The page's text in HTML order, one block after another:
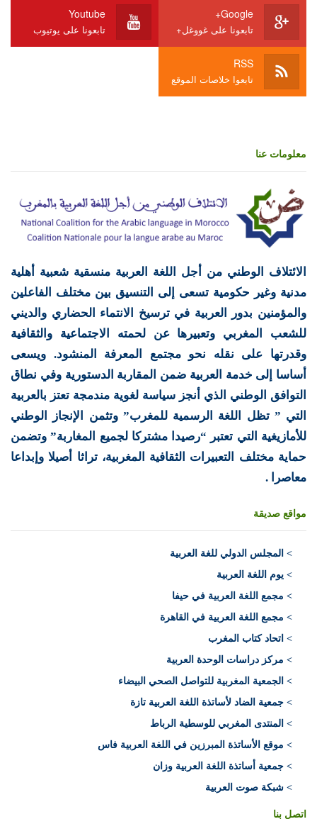
Google+
تابعونا على غووغل+
Youtube
تابعونا على يوتيوب
RSS
تابعوا خلاصات الموقع
معلومات عنا
الائتلاف الوطني من أجل اللغة العربية منسقية شعبية أهلية
مدنية وغير حكومية تسعى إلى التنسيق بين مختلف الفاعلين
والمؤمنين بدور العربية في ترسيخ الانتماء الحضاري والديني
للشعب المغربي وتعبيرها عن لحمته الاجتماعية والثقافية
وقدرتها على نقله نحو مجتمع المعرفة المنشود. ويسعى
أساسا إلى خدمة العربية ضمن المقاربة الدستورية وفي نطاق
التوافق الوطني الذي أنجز سياسة لغوية مندمجة تعتز بالعربية
التي ” تظل اللغة الرسمية للمغرب” وتثمن الإنجاز الوطني
للأمازيغية التي تعتبر “رصيدا مشتركا لجميع المغاربة” وتضمن
حماية مختلف التعبيرات الثقافية المغربية، تراثا أصيلا وإبداعا
معاصرا .
مواقع صديقة
> المجلس الدولي للغة العربية
> يوم اللغة العربية
> مجمع اللغة العربية في حيفا
> مجمع اللغة العربية في القاهرة
> اتحاد كتاب المغرب
> مركز دراسات الوحدة العربية
> الجمعية المغربية للتواصل الصحي البيضاء
> جمعية الضاد لأساتذة اللغة العربية تازة
> المنتدى المغربي للوسطية الرباط
> موقع الأساتذة المبرزين في اللغة العربية فاس
> جمعية أساتذة اللغة العربية وزان
> شبكة صوت العربية
اتصل بنا